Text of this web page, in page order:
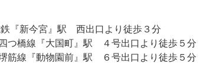
『新今宮』駅 西出口より徒歩３分
つ橋線『大国町』駅 ４号出口より徒歩５分
筋線『動物園前』駅 ６号出口より徒歩５分